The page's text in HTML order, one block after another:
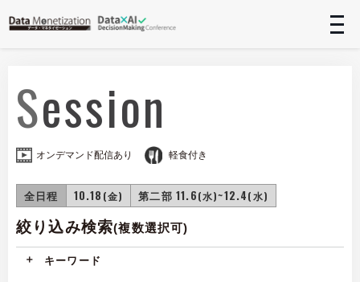
Session
全日程 10.18 (金) 第二部 11.6(水)~12.4(水)
オンデマンド配信あり 軽食付き
絞り込み検索(複数選択可)
キーワード